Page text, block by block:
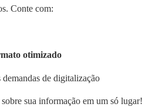
Conte com:
otimizado
demandas de digitalização
sua informação em um só lugar!